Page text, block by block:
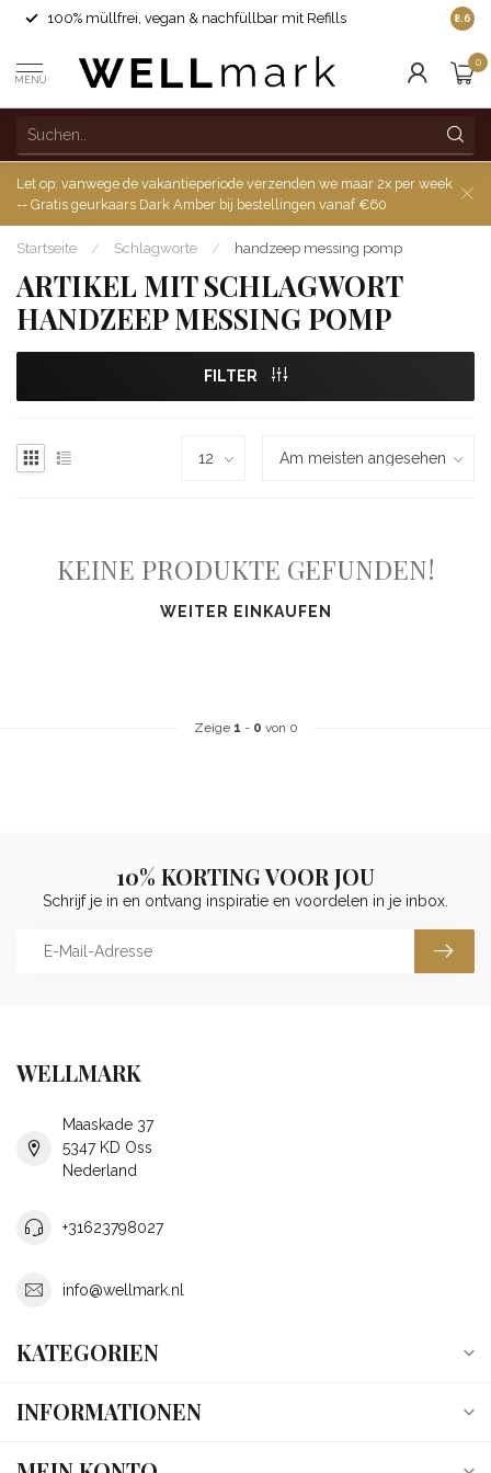
100% müllfrei, vegan & nachfüllbar mit Refills 8.6
MENU
0
Let op: vanwege de vakantieperiode verzenden we maar 2x per week
-- Gratis geurkaars Dark Amber bij bestellingen vanaf €60
Startseite / Schlagworte / handzeep messing pomp
ARTIKEL MIT SCHLAGWORT
HANDZEEP MESSING POMP
FILTER
KEINE PRODUKTE GEFUNDEN!
WEITER EINKAUFEN
Zeige 1 - 0 von 0
10% KORTING VOOR JOU
Schrijf je in en ontvang inspiratie en voordelen in je inbox.
WELLMARK
Maaskade 37
5347 KD Oss
Nederland
+31623798027
info@wellmark.nl
KATEGORIEN
INFORMATIONEN